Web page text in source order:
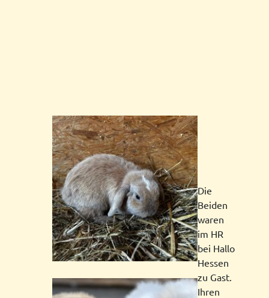
Die
Beiden
waren
im HR
bei Hallo
Hessen
zu Gast.
Ihren